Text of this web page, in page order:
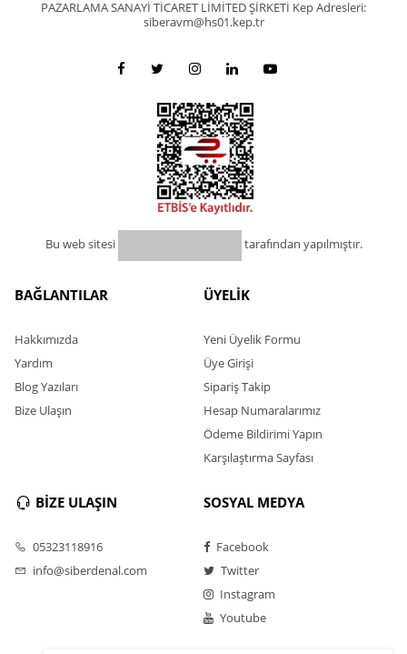
PAZARLAMA SANAYİ TİCARET LİMİTED ŞİRKETİ Kep Adresleri:
siberavm@hs01.kep.tr
Bu web sitesi tarafından yapılmıştır.
BAĞLANTILAR
Hakkımızda
Yardım
Blog Yazıları
Bize Ulaşın
ÜYELİK
Yeni Üyelik Formu
Üye Girişi
Sipariş Takip
Hesap Numaralarımız
Ödeme Bildirimi Yapın
Karşılaştırma Sayfası
BİZE ULAŞIN
05323118916
info@siberdenal.com
SOSYAL MEDYA
Facebook
Twitter
Instagram
Youtube